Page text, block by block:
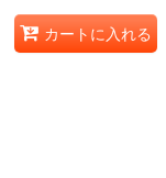
カートに入れる